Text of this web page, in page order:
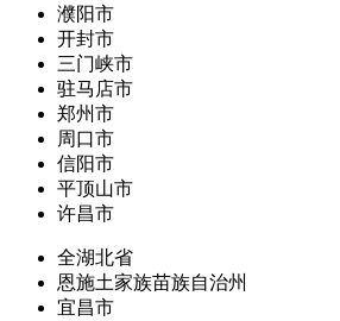
濮阳市
开封市
三门峡市
驻马店市
郑州市
周口市
信阳市
平顶山市
许昌市
全湖北省
恩施土家族苗族自治州
宜昌市